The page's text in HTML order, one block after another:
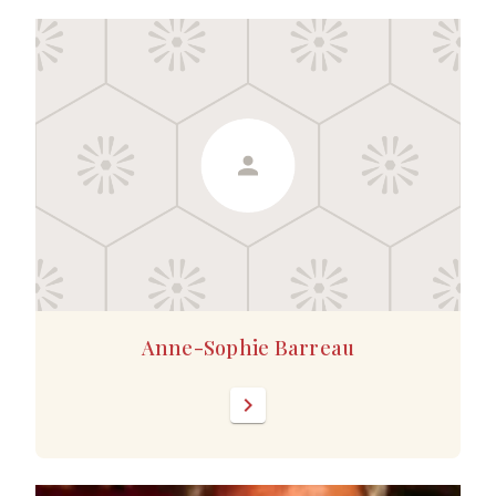
Anne-Sophie Barreau
chevron_right